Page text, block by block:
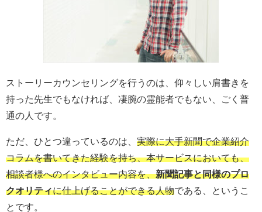
ストーリーカウンセリングを行うのは、仰々しい肩書きを
持った先生でもなければ、凄腕の霊能者でもない、ごく普
通の人です。
ただ、ひとつ違っているのは、 実際に大手新聞で企業紹介
コラムを書いてきた経験を持ち、本サービスにおいても、
相談者様へのインタビュー内容を、新聞記事と同様のプロ
クオリティに仕上げることができる人物である、というこ
とです。